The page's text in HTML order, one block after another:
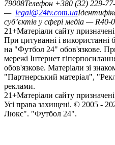
79008Телефон +380 (32) 229-
— legal@24tv.com.ua
суб’єктів у сфері медіа — R40-
21+Матеріали сайту
При цитуванні і використанні
на "Футбол 24" обов'язкове.
мережі Інтернет
обов'язкове. Матеріали зі
"Партнерський матеріал",
реклами.
21+Матеріали сайту
Усi права захищенi. © 2005 -
Люкс". "Футбол 24".